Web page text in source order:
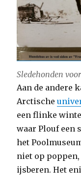
Sledehonden
Aan de andere
Arctische
een flinke
waar Plouf een
het
niet op
ijsberen. Het